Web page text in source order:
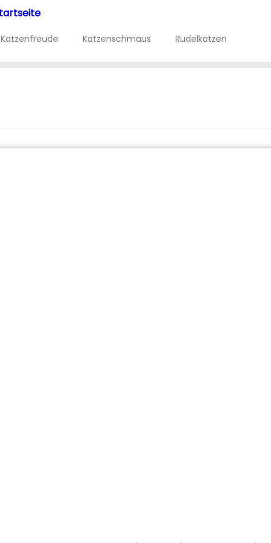
Katzenfreude Katzenschmaus Rudelkatzen